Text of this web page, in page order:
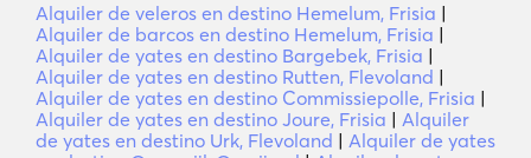
Alquiler de veleros en destino Hemelum, Frisia |
Alquiler de barcos en destino Hemelum, Frisia |
Alquiler de yates en destino Bargebek, Frisia |
Alquiler de yates en destino Rutten, Flevoland |
Alquiler de yates en destino Commissiepolle, Frisia |
Alquiler de yates en destino Joure, Frisia | Alquiler
de yates en destino Urk, Flevoland | Alquiler de yates